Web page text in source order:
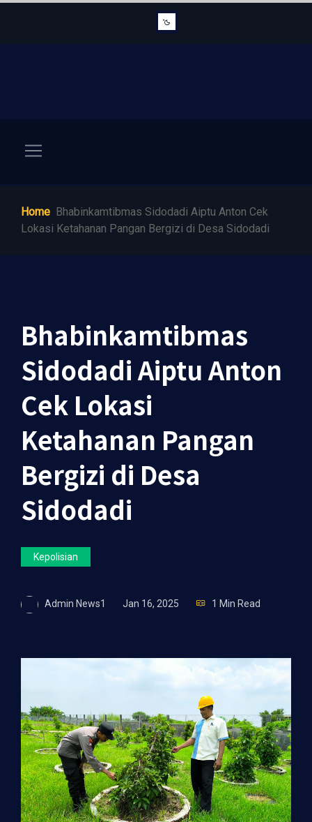
Home Bhabinkamtibmas Sidodadi Aiptu Anton Cek
Lokasi Ketahanan Pangan Bergizi di Desa Sidodadi
Bhabinkamtibmas
Sidodadi Aiptu Anton
Cek Lokasi
Ketahanan Pangan
Bergizi di Desa
Sidodadi
Kepolisian
Admin News1 Jan 16, 2025 1 Min Read